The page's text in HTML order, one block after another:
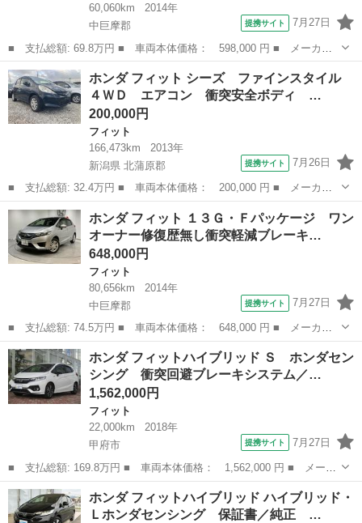
60,060km
2014年
中巨摩郡
提携サイト 7月27日
■ 支払総額: 69.8万円 ■ 車両本体価格： 598,000 円 ■ メーカー
名： ホンダ ■ 車種名： フィットハイブリッド ■ グレード
名： Ｌパッケージ プッシュスタートスマートキー Ｉストップ
キーレス 安全ボ...
山梨 中巨摩郡 フィット
ホンダ フィット シーズ ファインスタイル
４ＷＤ エアコン 衝突安全ボディ …
200,000円
フィット
166,473km
2013年
新潟県 北蒲原郡
提携サイト 7月26日
■ 支払総額: 32.4万円 ■ 車両本体価格： 200,000 円 ■ メーカー
名： ホンダ ■ 車種名： フィット ■ グレード名： シーズ フ
ァインスタイル ４ＷＤ エアコン 衝突安全ボディ 盗難防止シス
テム ＨＩＤ...
新潟 北蒲原郡 フィット
ホンダ フィット １３Ｇ・Ｆパッケージ ワン
オーナー修復歴無し衝突軽減ブレーキ…
648,000円
フィット
80,656km
2014年
中巨摩郡
提携サイト 7月27日
■ 支払総額: 74.5万円 ■ 車両本体価格： 648,000 円 ■ メーカー
名： ホンダ ■ 車種名： フィット ■ グレード名： １３Ｇ・Ｆ
パッケージ ワンオーナー修復歴無し衝突軽減ブレーキＣＴＢＡ純正
ナビフルセグ...
山梨 中巨摩郡 フィット
ホンダ フィットハイブリッド Ｓ ホンダセン
シング 衝突回避ブレーキシステム／…
1,562,000円
フィット
22,000km
2018年
甲府市
提携サイト 7月27日
■ 支払総額: 169.8万円 ■ 車両本体価格： 1,562,000 円 ■ メーカ
ー名： ホンダ ■ 車種名： フィットハイブリッド ■ グレード
名： Ｓ ホンダセンシング 衝突回避ブレーキシステム／禁煙車／
ナビ装着ス...
山梨 甲府市 フィット
ホンダ フィットハイブリッド ハイブリッド・
Ｌホンダセンシング 保証書／純正 …